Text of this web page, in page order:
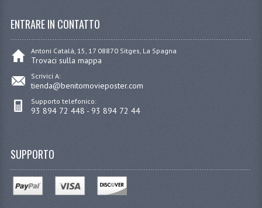
ENTRARE IN CONTATTO
Antoni Catalá, 15, 17 08870 Sitges, La Spagna
Trovaci sulla mappa
Scrivici A:
tienda@benitomovieposter.com
Supporto telefonico:
93 894 72 448 - 93 894 72 44
SUPPORTO